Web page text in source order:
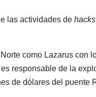
las actividades de hacks
como Lazarus con
responsable de la
de dólares del puente